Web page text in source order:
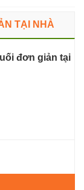
TẠI NHÀ
đơn giản tại